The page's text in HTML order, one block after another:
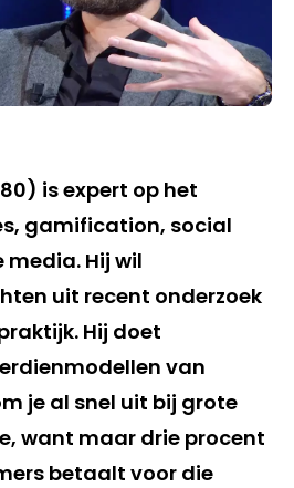
is expert op het
gamification, social
Hij wil
uit recent onderzoek
Hij doet
van
je al snel uit bij grote
want maar drie procent
betaalt voor die